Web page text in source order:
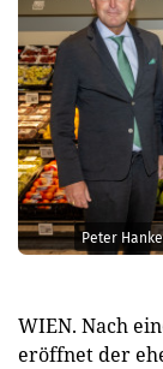
WIEN. Nach
eröffnet der